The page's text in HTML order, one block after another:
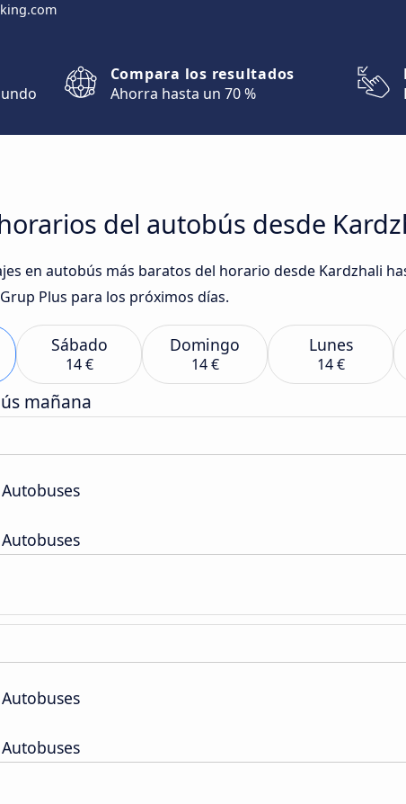
Compara los resultados
Ahorra hasta un 70 %
del autobús desde
en autobús más baratos del horario desde Kardzhali
Plus para los próximos días.
Sábado
14 €
Domingo
14 €
Lunes
14 €
mañana